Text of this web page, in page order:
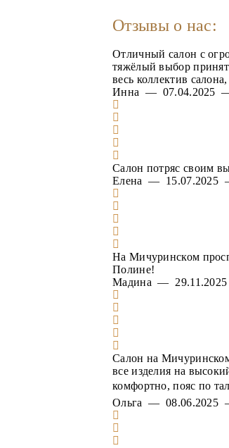
Отзывы о нас:
Отличный салон с
тяжёлый выбор
весь коллектив
Инна — 07.04.2025
Салон потряс своим
Елена — 15.07.2025
На Мичуринском
Полине!
Мадина —
Салон на
все изделия на
комфортно, пояс по
Ольга — 08.06.2025